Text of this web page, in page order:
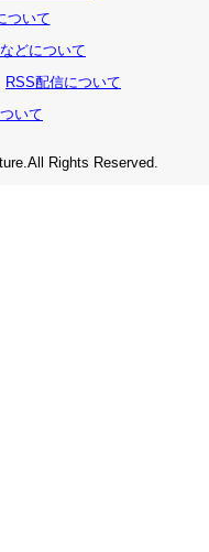
ついて
どについて
RSS配信について
いて
Rights Reserved.